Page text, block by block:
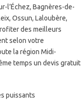
l’Échez, Bagnères-de-
Ossun, Laloubère,
des meilleurs
selon votre
la région Midi-
temps un devis gratuit
puissants